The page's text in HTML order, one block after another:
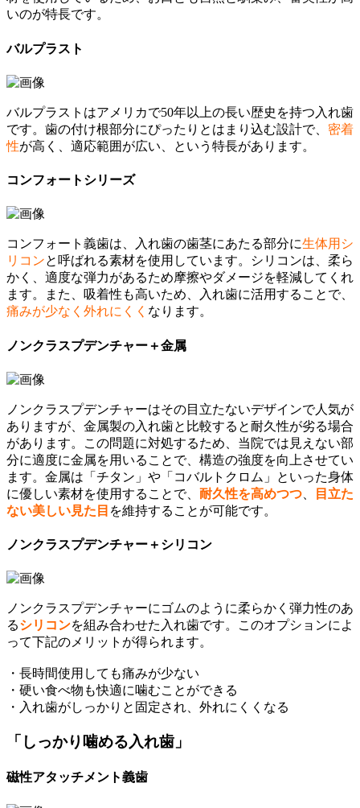
いのが特長です。
バルプラスト
バルプラストはアメリカで50年以上の長い歴史を持つ入れ歯
です。歯の付け根部分にぴったりとはまり込む設計で、 密着
性が高く、適応範囲が広い、という特長があります。
コンフォートシリーズ
コンフォート義歯は、入れ歯の歯茎にあたる部分に生体用シ
リコンと呼ばれる素材を使用しています。シリコンは、柔ら
かく、適度な弾力があるため摩擦やダメージを軽減してくれ
ます。また、吸着性も高いため、入れ歯に活用することで、
痛みが少なく外れにくく なります。
ノンクラスプデンチャー＋金属
ノンクラスプデンチャーはその目立たないデザインで人気が
ありますが、金属製の入れ歯と比較すると耐久性が劣る場合
があります。この問題に対処するため、当院では見えない部
分に適度に金属を用いることで、構造の強度を向上させてい
ます。金属は「チタン」や「コバルトクロム」といった身体
に優しい素材を使用することで、 耐久性を高めつつ
目立た
ない美しい見た目 を維持することが可能です。
ノンクラスプデンチャー＋シリコン
ノンクラスプデンチャーにゴムのように柔らかく弾力性のあ
るシリコンを組み合わせた入れ歯です。このオプションによ
って下記のメリットが得られます。
・長時間使用しても痛みが少ない
・硬い食べ物も快適に噛むことができる
・入れ歯がしっかりと固定され、外れにくくなる
「しっかり噛める入れ歯」
磁性アタッチメント義歯